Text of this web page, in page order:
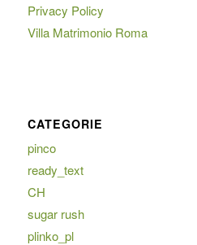
Privacy Policy
Villa Matrimonio Roma
CATEGORIE
pinco
ready_text
CH
sugar rush
plinko_pl